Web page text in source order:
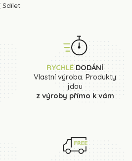
Sdílet
RYCHLÉDODÁNÍ
Vlastní výroba. Produkty
jdou
z výroby přímo k vám